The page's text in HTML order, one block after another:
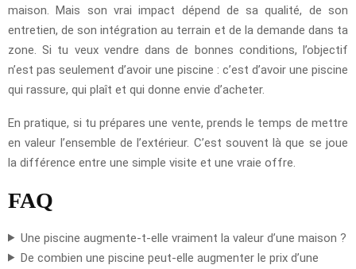
maison. Mais son vrai impact dépend de sa qualité, de son
entretien, de son intégration au terrain et de la demande dans ta
zone. Si tu veux vendre dans de bonnes conditions, l’objectif
n’est pas seulement d’avoir une piscine : c’est d’avoir une piscine
qui rassure, qui plaît et qui donne envie d’acheter.
En pratique, si tu prépares une vente, prends le temps de mettre
en valeur l’ensemble de l’extérieur. C’est souvent là que se joue
la différence entre une simple visite et une vraie offre.
FAQ
Une piscine augmente-t-elle vraiment la valeur d’une maison ?
De combien une piscine peut-elle augmenter le prix d’une